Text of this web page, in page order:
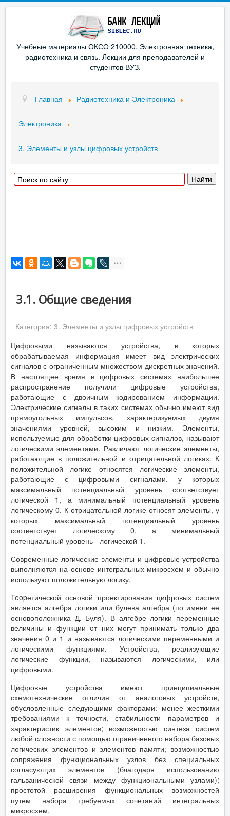
Учебные материалы ОКСО 210000. Электронная техника,
радиотехника и связь. Лекции для преподавателей и
студентов ВУЗ.
Главная Радиотехника и Электроника
Электроника
3. Элементы и узлы цифровых устройств
3.1. Общие сведения
Категория: 3. Элементы и узлы цифровых устройств
Цифровыми называются устройства, в которых
обрабатываемая информация имеет вид электрических
сигналов с ограниченным множеством дискретных значений.
В настоящее время в цифровых системах наибольшее
распространение получили цифровые устройства,
работающие с двоичным кодированием информации.
Электрические сигналы в таких системах обычно имеют вид
прямоугольных импульсов, характеризуемых двумя
значениями уровней, высоким и низким. Элементы,
используемые для обработки цифровых cигналов, называют
логическими элементами. Различают логические элементы,
работающие в положительной и отрицательной логиках. К
положительной логике относятся логические элементы,
работающие с цифровыми сигналами, у которых
максимальный потенциальный уровень соответствует
логической 1, а минимальный потенциальный уровень
логическому 0. К отрицательной логике относят элементы, у
которых максимальный потенциальный уровень
соответствует логическому 0, а минимальный
потенциальный уровень - логической 1.
Современные логические элементы и цифровые устройства
выполняютcя на основе интегральных микросхем и обычно
используют положительную логику.
Teopетической основой проектирования цифровых систем
является алгебра логики или булева алгебра (по имени ее
основоположника Д. Буля). В алгебре логики переменные
величины и функции oт них могут принимать только два
значения 0 и 1 и называются логическими переменными и
логическими функциями. Устройства, реализующие
логические функции, называются логическими, или
цифровыми.
Цифровые устройства имеют принципиальные
схемотехнические отличия от аналоговых устройств,
обусловленные следующими факторами: менее жесткими
требованиями к точности, стабильности параметров и
характеристик элементов; возможностью синтеза систем
любой сложности с помощью ограниченного набора базовых
логических элементов и элементов памяти; возможностью
сопряжения функциональных узлов без специальных
согласующих элементов (благодаря использованию
гальванической связи между функциональными узлами);
простотой расширения функциональных возможностей
путем набора требуемых сочетаний интегральных
микросхем.